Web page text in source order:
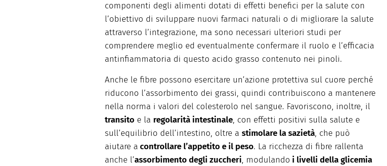
componenti degli alimenti dotati di effetti benefici per la salute con
l’obiettivo di sviluppare nuovi farmaci naturali o di migliorare la salute
attraverso l’integrazione, ma sono necessari ulteriori studi per
comprendere meglio ed eventualmente confermare il ruolo e l’efficacia
antinfiammatoria di questo acido grasso contenuto nei pinoli.
Anche le fibre possono esercitare un’azione protettiva sul cuore perché
riducono l’assorbimento dei grassi, quindi contribuiscono a mantenere
nella norma i valori del colesterolo nel sangue. Favoriscono, inoltre, il
transito e la regolarità intestinale, con effetti positivi sulla salute e
sull’equilibrio dell’intestino, oltre a stimolare la sazietà, che può
aiutare a controllare l’appetito e il peso. La ricchezza di fibre rallenta
anche l’assorbimento degli zuccheri, modulando i livelli della glicemia